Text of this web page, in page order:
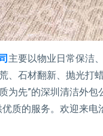
主要以物业日常保洁
、石材翻新、抛光打
为先”的深圳清洁外
质的服务。欢迎来电